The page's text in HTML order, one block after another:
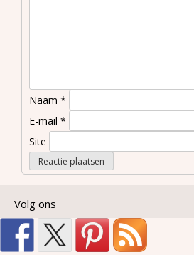
Naam *
E-mail *
Site
Volg ons